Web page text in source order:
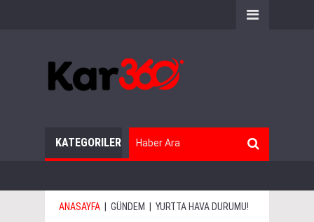
KATEGORILER
ANASAYFA | GÜNDEM | YURTTA HAVA DURUMU!